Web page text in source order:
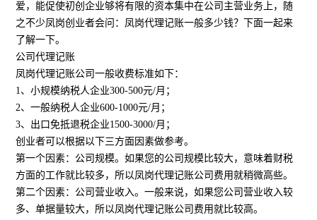
爱，能促使初创企业够将有限的资本集中在公司主营业务上，随
之不少凤岗创业者会问：凤岗代理记账一般多少钱？下面一起来
了解一下。
公司代理记账
凤岗代理记账公司一般收费标准如下：
1、小规模纳税人企业300-500元/月；
2、一般纳税人企业600-1000元/月；
3、出口免抵退税企业1500-3000/月；
创业者可以根据以下三方面因素做参考。
第一个因素：公司规模。如果您的公司规模比较大，意味着财税
方面的工作就比较多，所以凤岗代理记账公司费用就稍微高些。
第二个因素：公司营业收入。一般来说，如果您公司营业收入较
多、单据量较大，所以凤岗代理记账公司费用就比较高。